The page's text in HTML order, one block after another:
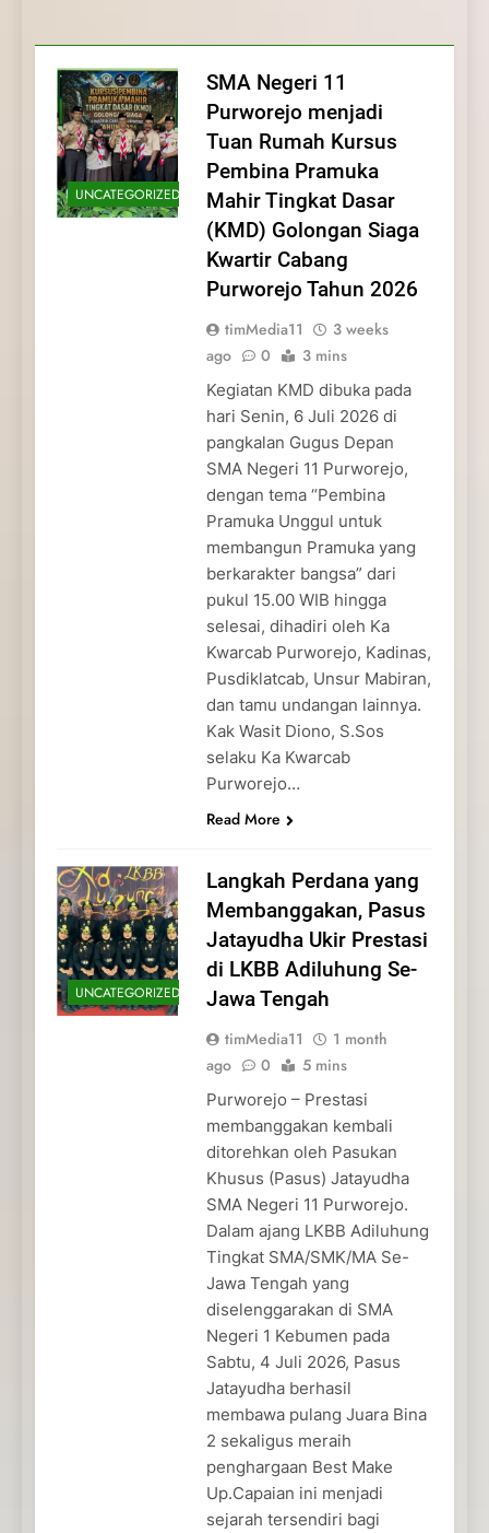
dan Pengabdian Generasi
Pramuka
Pramuka
Kepedulian
UNCATEGORIZED
SMA Negeri 11
Purworejo menjadi
Tuan Rumah Kursus
Pembina Pramuka
Mahir Tingkat Dasar
(KMD) Golongan Siaga
Kwartir Cabang
Purworejo Tahun 2026
timMedia11
3 weeks
ago
0 3 mins
Kegiatan KMD dibuka pada
hari Senin, 6 Juli 2026 di
pangkalan Gugus Depan
SMA Negeri 11 Purworejo,
dengan tema “Pembina
Pramuka Unggul untuk
membangun Pramuka yang
berkarakter bangsa” dari
pukul 15.00 WIB hingga
selesai, dihadiri oleh Ka
Kwarcab Purworejo, Kadinas,
Pusdiklatcab, Unsur Mabiran,
dan tamu undangan lainnya.
Kak Wasit Diono, S.Sos
selaku Ka Kwarcab
Purworejo…
Read More
UNCATEGORIZED
Langkah Perdana yang
Membanggakan, Pasus
Jatayudha Ukir Prestasi
di LKBB Adiluhung Se-
Jawa Tengah
timMedia11
1 month
ago
0 5 mins
Purworejo – Prestasi
membanggakan kembali
ditorehkan oleh Pasukan
Khusus (Pasus) Jatayudha
SMA Negeri 11 Purworejo.
Dalam ajang LKBB Adiluhung
Tingkat SMA/SMK/MA Se-
Jawa Tengah yang
diselenggarakan di SMA
Negeri 1 Kebumen pada
Sabtu, 4 Juli 2026, Pasus
Jatayudha berhasil
membawa pulang Juara Bina
2 sekaligus meraih
penghargaan Best Make
Up.Capaian ini menjadi
sejarah tersendiri bagi